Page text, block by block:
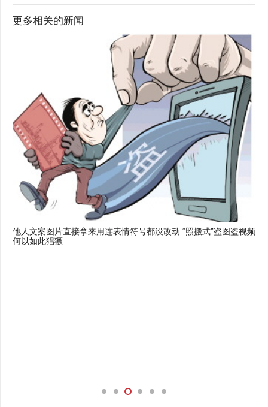
更多相关的新闻
他人文案图片直接拿来用连表情符号都没改动 “照搬式”盗图盗视频
何以如此猖獗